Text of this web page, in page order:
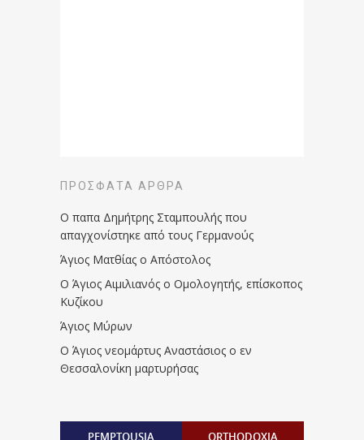
ΠΡΌΣΦΑΤΑ ΆΡΘΡΑ
Ο παπα Δημήτρης Σταμπουλής που
απαγχονίστηκε από τους Γερμανούς
Άγιος Ματθίας ο Απόστολος
Ο Άγιος Αιμιλιανός ο Ομολογητής, επίσκοπος
Κυζίκου
Άγιος Μύρων
Ο Άγιος νεομάρτυς Αναστάσιος ο εν
Θεσσαλονίκη μαρτυρήσας
PEMPTOUSIA ORTHODOXIA